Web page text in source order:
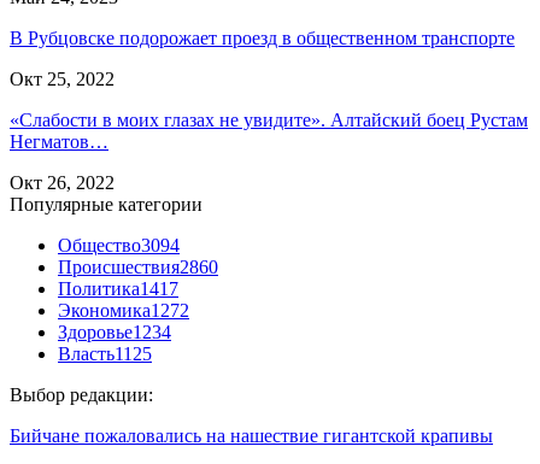
В Рубцовске подорожает проезд в общественном транспорте
Окт 25, 2022
«Слабости в моих глазах не увидите». Алтайский боец Рустам
Негматов…
Окт 26, 2022
Популярные категории
Общество3094
Происшествия2860
Политика1417
Экономика1272
Здоровье1234
Власть1125
Выбор редакции:
Бийчане пожаловались на нашествие гигантской крапивы